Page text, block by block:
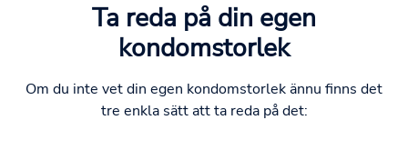
Ta reda på din egen
kondomstorlek
Om du inte vet din egen kondomstorlek ännu finns det
tre enkla sätt att ta reda på det: